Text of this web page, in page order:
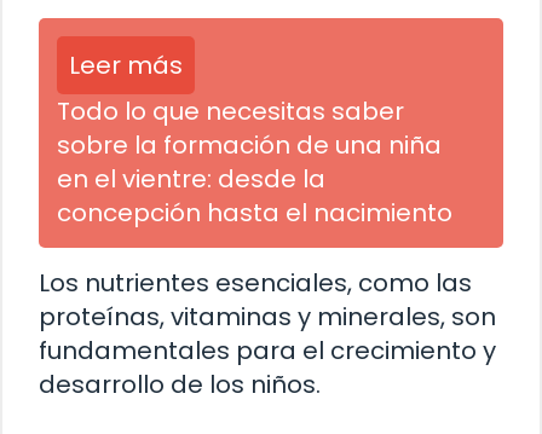
Leer más
Todo lo que necesitas saber
sobre la formación de una niña
en el vientre: desde la
concepción hasta el nacimiento
Los nutrientes esenciales, como las
proteínas, vitaminas y minerales, son
fundamentales para el crecimiento y
desarrollo de los niños.